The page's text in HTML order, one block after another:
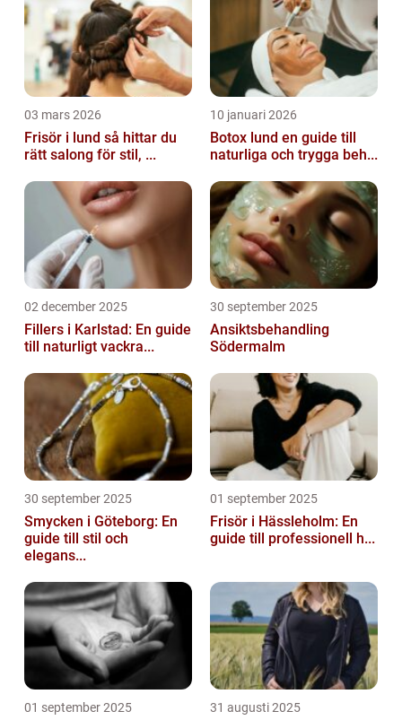
03 mars 2026
Frisör i lund så hittar du
rätt salong för stil, ...
10 januari 2026
Botox lund en guide till
naturliga och trygga beh...
02 december 2025
Fillers i Karlstad: En guide
till naturligt vackra...
30 september 2025
Ansiktsbehandling
Södermalm
30 september 2025
Smycken i Göteborg: En
guide till stil och
elegans...
01 september 2025
Frisör i Hässleholm: En
guide till professionell h...
01 september 2025 31 augusti 2025